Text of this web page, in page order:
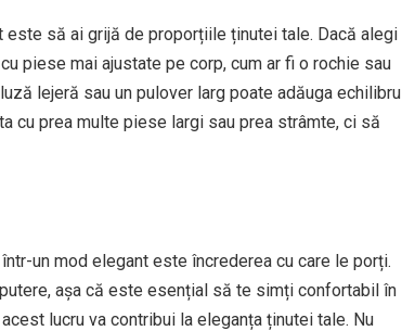
este să ai grijă de proporțiile ținutei tale. Dacă alegi
piese mai ajustate pe corp, cum ar fi o rochie sau
lejeră sau un pulover larg poate adăuga echilibru
cu prea multe piese largi sau prea strâmte, ci să
un mod elegant este încrederea cu care le porți.
așa că este esențial să te simți confortabil în
lucru va contribui la eleganța ținutei tale. Nu